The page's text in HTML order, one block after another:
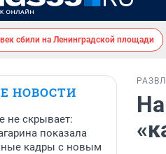
сбили на Ленинградской площади
НОВОСТИ
не скрывает:
показала
кадры с новым